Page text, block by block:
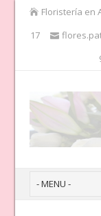
Floristería en
17